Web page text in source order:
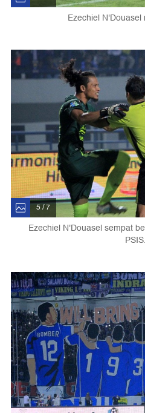
Ezechiel
5 / 7
Ezechiel N'Douasel sempat
PSIS.